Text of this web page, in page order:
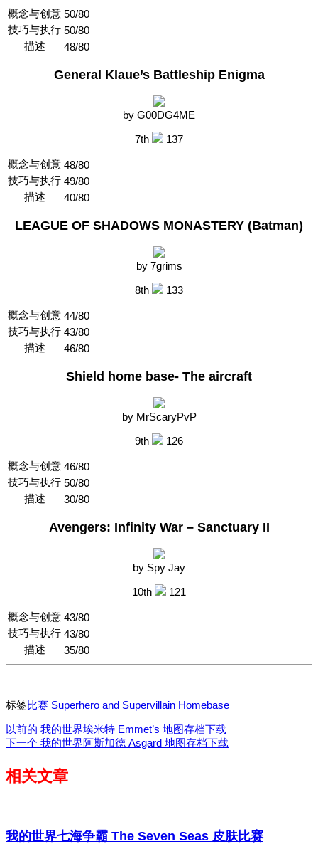
概念与创意 50/80
技巧与执行 50/80
描述
48/80
General Klaue’s Battleship Enigma
by G00DG4ME
7th
137
概念与创意 48/80
技巧与执行 49/80
描述
40/80
LEAGUE OF SHADOWS MONASTERY (Batman)
by 7grims
8th
133
概念与创意 44/80
技巧与执行 43/80
描述
46/80
Shield home base- The aircraft
by MrScaryPvP
9th
126
概念与创意 46/80
技巧与执行 50/80
描述
30/80
Avengers: Infinity War – Sanctuary II
by Spy Jay
10th
121
概念与创意 43/80
技巧与执行 43/80
描述
35/80
标签比赛 Superhero and Supervillain Homebase
以前的 我的世界埃米特 Emmet’s 地图存档下载
下一个 我的世界阿斯加德 Asgard 地图存档下载
相关文章
我的世界七海争霸 The Seven Seas 皮肤比赛